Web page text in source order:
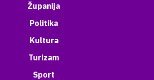
Županija
Politika
Kultura
Turizam
Sport